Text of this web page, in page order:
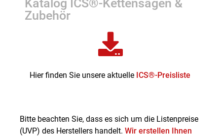
Katalog ICS®-Kettensägen &
Zubehör
Hier finden Sie unsere aktuelle ICS®-Preisliste
Bitte beachten Sie, dass es sich um die Listenpreise
(UVP) des Herstellers handelt. Wir erstellen Ihnen